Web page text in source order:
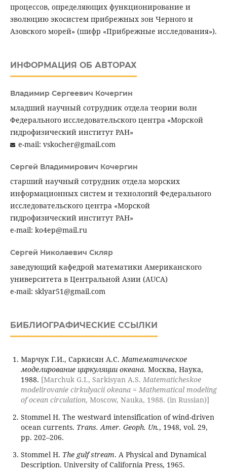
процессов, определяющих функционирование и
эволюцию экосистем прибрежных зон Черного и
Азовского морей» (шифр «Прибрежные исследования»).
ИНФОРМАЦИЯ ОБ АВТОРАХ
Владимир Сергеевич Кочергин
младший научный сотрудник отдела теории волн
Федерального исследовательского центра «Морской
гидрофизический институт РАН»
e-mail: vskocher@gmail.com
Сергей Владимирович Кочергин
старший научный сотрудник отдела морских
информационных систем и технологий Федерального
исследовательского центра «Морской
гидрофизический институт РАН»
e-mail: ko4ep@mail.ru
Сергей Николаевич Скляр
заведующий кафедрой математики Американского
университета в Центральной Азии (AUCA)
e-mail: sklyar51@gmail.com
БИБЛИОГРАФИЧЕСКИЕ ССЫЛКИ
Марчук Г.И., Саркисян А.С.Математическое
моделирование циркуляции океана. Москва, Наука,
1988. [Marchuk G.I., Sarkisyan A.S. Matematicheskoe
modelirovanie cirkulyacii okeana = Mathematical modeling
of ocean circulation, Moscow, Nauka, 1988. (in Russian)]
Stommel H. The westward intensification of wind-driven
ocean currents. Trans. Amer. Geoph. Un., 1948, vol. 29,
pp. 202–206.
Stommel H. The gulf stream. A Physical and Dynamical
Description. University of California Press, 1965.